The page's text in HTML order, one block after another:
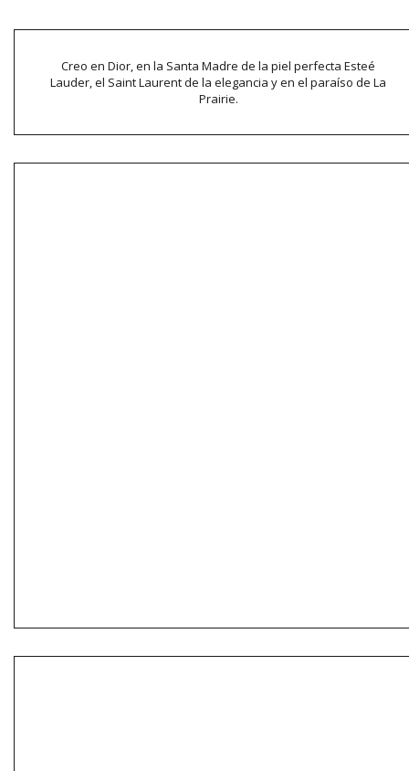
Creo en Dior, en la Santa Madre de la piel perfecta Esteé
Lauder, el Saint Laurent de la elegancia y en el paraíso de La
Prairie.